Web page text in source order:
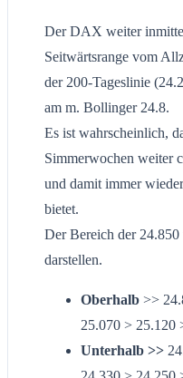
Der DAX weiter
Seitwärtsrange vom
der 200-Tageslinie
am m. Bollinger 24.8.
Es ist wahrscheinlich,
Simmerwochen weiter
und damit immer
bietet.
Der Bereich der
darstellen.
Oberhalb >>
25.070 > 25.120
Unterhalb >>